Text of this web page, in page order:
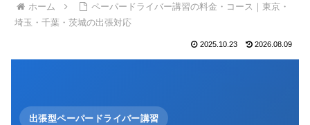
ホーム
ペーパードライバー講習の料金・コース｜東京・
埼玉・千葉・茨城の出張対応
2025.10.23 2026.08.09
出張型ペーパードライバー講習